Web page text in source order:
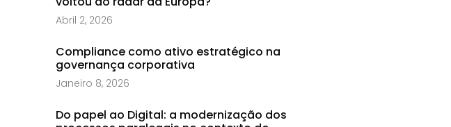
Abril 2, 2026
Compliance como ativo estratégico na
governança corporativa
Janeiro 8, 2026
Do papel ao Digital: a modernização dos